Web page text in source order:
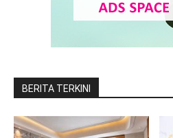
BERITA TERKINI